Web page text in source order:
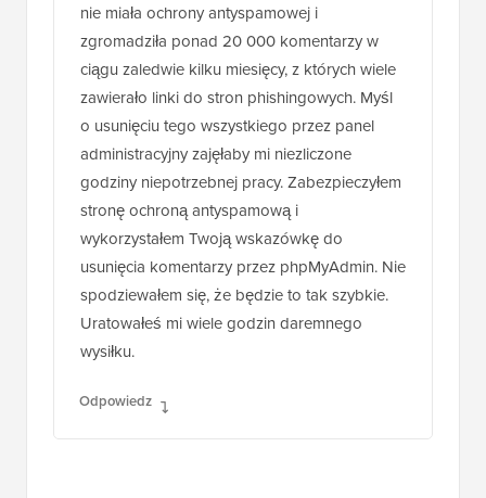
nie miała ochrony antyspamowej i
zgromadziła ponad 20 000 komentarzy w
ciągu zaledwie kilku miesięcy, z których wiele
zawierało linki do stron phishingowych. Myśl
o usunięciu tego wszystkiego przez panel
administracyjny zajęłaby mi niezliczone
godziny niepotrzebnej pracy. Zabezpieczyłem
stronę ochroną antyspamową i
wykorzystałem Twoją wskazówkę do
usunięcia komentarzy przez phpMyAdmin. Nie
spodziewałem się, że będzie to tak szybkie.
Uratowałeś mi wiele godzin daremnego
wysiłku.
Odpowiedz